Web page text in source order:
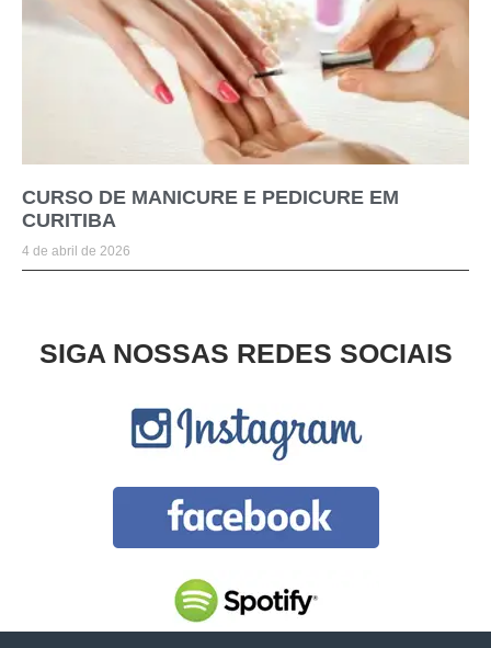
CURSO DE MANICURE E PEDICURE EM
CURITIBA
4 de abril de 2026
SIGA NOSSAS REDES SOCIAIS